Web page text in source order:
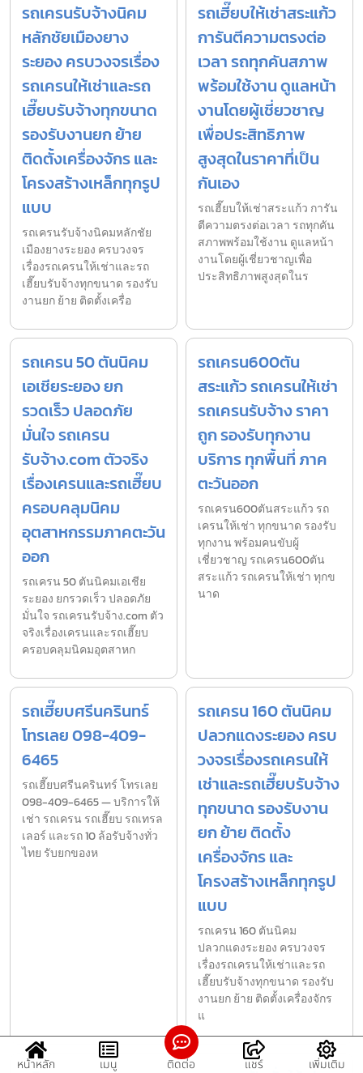
รถเครนรับจ้างนิคม
หลักชัยเมืองยาง
ระยอง ครบวงจรเรื่อง
รถเครนให้เช่าและรถ
เฮี๊ยบรับจ้างทุกขนาด
รองรับงานยก ย้าย
ติดตั้งเครื่องจักร และ
โครงสร้างเหล็กทุกรูป
แบบ
รถเครนรับจ้างนิคมหลักชัย
เมืองยางระยอง ครบวงจร
เรื่องรถเครนให้เช่าและรถ
เฮี๊ยบรับจ้างทุกขนาด รองรับ
งานยก ย้าย ติดตั้งเครื่อ
รถเฮี๊ยบให้เช่าสระแก้ว
การันตีความตรงต่อ
เวลา รถทุกคันสภาพ
พร้อมใช้งาน ดูแลหน้า
งานโดยผู้เชี่ยวชาญ
เพื่อประสิทธิภาพ
สูงสุดในราคาที่เป็น
กันเอง
รถเฮี๊ยบให้เช่าสระแก้ว การัน
ตีความตรงต่อเวลา รถทุกคัน
สภาพพร้อมใช้งาน ดูแลหน้า
งานโดยผู้เชี่ยวชาญเพื่อ
ประสิทธิภาพสูงสุดในร
รถเครน 50 ตันนิคม
เอเชียระยอง ยก
รวดเร็ว ปลอดภัย
มั่นใจ รถเครน
รับจ้าง.com ตัวจริง
เรื่องเครนและรถเฮี๊ยบ
ครอบคลุมนิคม
อุตสาหกรรมภาคตะวัน
ออก
รถเครน 50 ตันนิคมเอเชีย
ระยอง ยกรวดเร็ว ปลอดภัย
มั่นใจ รถเครนรับจ้าง.com ตัว
จริงเรื่องเครนและรถเฮี๊ยบ
ครอบคลุมนิคมอุตสาหก
รถเครน600ตัน
สระแก้ว รถเครนให้เช่า
รถเครนรับจ้าง ราคา
ถูก รองรับทุกงาน
บริการ ทุกพื้นที่ ภาค
ตะวันออก
รถเครน600ตันสระแก้ว รถ
เครนให้เช่า ทุกขนาด รองรับ
ทุกงาน พร้อมคนขับผู้
เชี่ยวชาญ รถเครน600ตัน
สระแก้ว รถเครนให้เช่า ทุกข
นาด
รถเฮี๊ยบศรีนครินทร์
โทรเลย 098-409-
6465
รถเฮี๊ยบศรีนครินทร์ โทรเลย
098-409-6465 — บริการให้
เช่า รถเครน รถเฮี๊ยบ รถเทรล
เลอร์ และรถ 10 ล้อรับจ้างทั่ว
ไทย รับยกของห
รถเครน 160 ตันนิคม
ปลวกแดงระยอง ครบ
วงจรเรื่องรถเครนให้
เช่าและรถเฮี๊ยบรับจ้าง
ทุกขนาด รองรับงาน
ยก ย้าย ติดตั้ง
เครื่องจักร และ
โครงสร้างเหล็กทุกรูป
แบบ
รถเครน 160 ตันนิคม
ปลวกแดงระยอง ครบวงจร
เรื่องรถเครนให้เช่าและรถ
เฮี๊ยบรับจ้างทุกขนาด รองรับ
งานยก ย้าย ติดตั้งเครื่องจักร
แ
หน้าหลัก เมนู ติดต่อ แชร์ เพิ่มเติม